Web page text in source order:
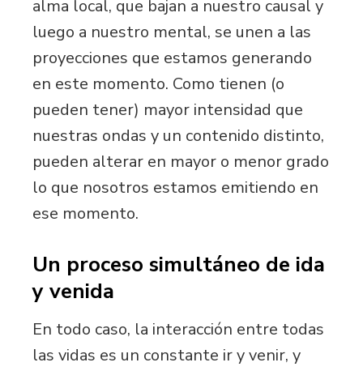
alma local, que bajan a nuestro causal y
luego a nuestro mental, se unen a las
proyecciones que estamos generando
en este momento. Como tienen (o
pueden tener) mayor intensidad que
nuestras ondas y un contenido distinto,
pueden alterar en mayor o menor grado
lo que nosotros estamos emitiendo en
ese momento.
Un proceso simultáneo de ida
y venida
En todo caso, la interacción entre todas
las vidas es un constante ir y venir, y